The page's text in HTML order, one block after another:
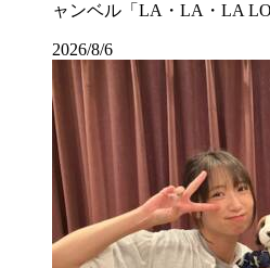
ャンベル「LA・LA・LA
2026/8/6